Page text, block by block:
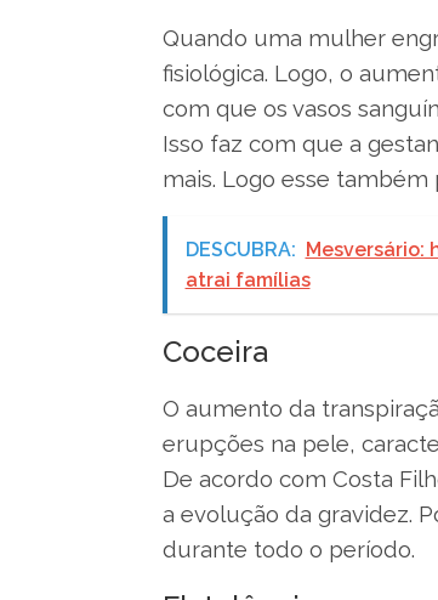
Quando uma mulher
fisiológica. Logo, o
com que os vasos
Isso faz com que a
mais. Logo esse
DESCUBRA: Mesversário:
atrai famílias
Coceira
O aumento da
erupções na pele,
De acordo com Costa
a evolução da gravidez.
durante todo o período.